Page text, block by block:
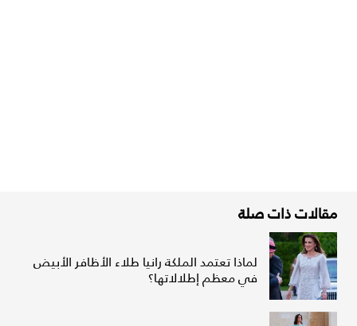
مقالات ذات صلة
لماذا تعتمد الملكة رانيا طلاء الأظافر الأبيض
في معظم إطلالاتها؟